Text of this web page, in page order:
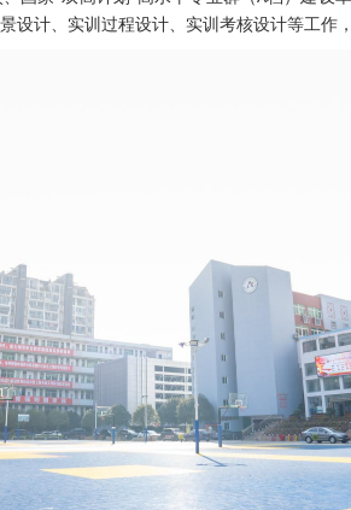
计、实训过程设计、实训考核设计等工作